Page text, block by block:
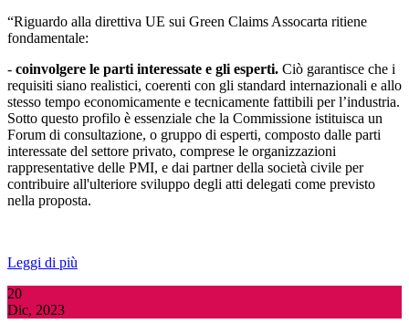
“Riguardo alla direttiva UE sui Green Claims Assocarta ritiene
fondamentale:
- coinvolgere le parti interessate e gli esperti. Ciò garantisce che i
requisiti siano realistici, coerenti con gli standard internazionali e allo
stesso tempo economicamente e tecnicamente fattibili per l’industria.
Sotto questo profilo è essenziale che la Commissione istituisca un
Forum di consultazione, o gruppo di esperti, composto dalle parti
interessate del settore privato, comprese le organizzazioni
rappresentative delle PMI, e dai partner della società civile per
contribuire all'ulteriore sviluppo degli atti delegati come previsto
nella proposta.
Leggi di più
20
Dic, 2023